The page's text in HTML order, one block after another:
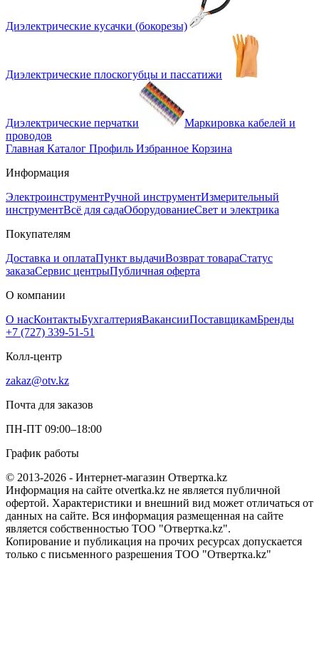
Диэлектрические кусачки (бокорезы)
Диэлектрические плоскогубцы и пассатижи
Диэлектрические перчатки
Маркировка кабелей и
проводов
Главная Каталог Профиль Избранное Корзина
Информация
ЭлектроинструментРучной инструментИзмерительный
инструментВсё для садаОборудованиеСвет и электрика
Покупателям
Доставка и оплатаПункт выдачиВозврат товараСтатус
заказаСервис центрыПубличная оферта
О компании
О насКонтактыБухгалтерияВакансииПоставщикамБренды
+7 (727) 339-51-51
Колл-центр
zakaz@otv.kz
Почта для заказов
ПН-ПТ 09:00–18:00
График работы
© 2013-2026 - Интернет-магазин Отвертка.kz
Информация на сайте otvertka.kz не является публичной
офертой. Характеристики и внешний вид может отличаться от
данных на сайте. Вся информация размещенная на сайте
является собственностью ТОО "Отвертка.kz".
Копирование и публикация на прочих ресурсах допускается
только с письменного разрешения ТОО "Отвертка.kz"